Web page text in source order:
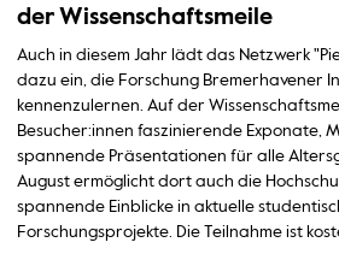
der Wissenschaftsmeile
Auch in diesem Jahr lädt das Netzwerk
dazu ein, die Forschung Bremerhavener
kennenzulernen. Auf der
Besucher:innen faszinierende Exponate,
spannende Präsentationen für alle
August ermöglicht dort auch die
spannende Einblicke in aktuelle
Forschungsprojekte. Die Teilnahme ist